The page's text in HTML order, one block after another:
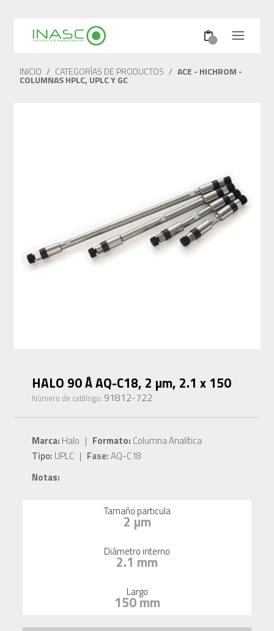
INICIO / CATEGORÍAS DE PRODUCTOS / ACE - HICHROM -
COLUMNAS HPLC, UPLC Y GC
HALO 90 Å AQ-C18, 2 µm, 2.1 x 150
Número de catálogo: 91812-722
Marca: Halo | Formato: Columna Analítica
Tipo: UPLC | Fase:AQ-C18
Notas:
Tamaño particula
2 µm
Diámetro interno
2.1 mm
Largo
150 mm